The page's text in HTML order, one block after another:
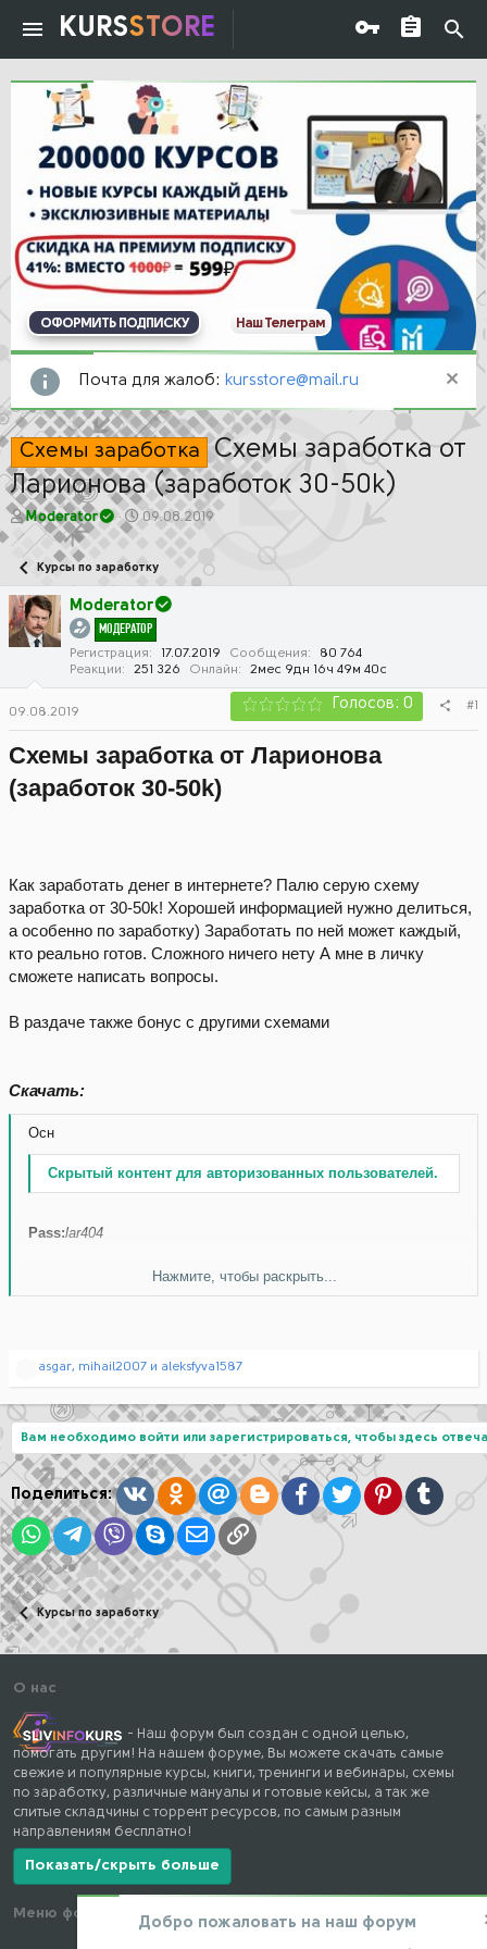
KURSSTORE
ОФОРМИТЬ ПОДПИСКУ Наш Телеграм
Почта для жалоб: kursstore@mail.ru
Схемы заработка Схемы заработка от
Ларионова (заработок 30-50k)
А
т
о
р
т
е
Moderator
Д
а
а
ч
а
л
а
09.08.2019
Курсы по заработку
Moderator
МОДЕРАТОР
Регистрация 17.07.2019 Сообщения
80 764
Реакции
251 326 Онлайн 2мес 9дн 16ч 49м 40с
09.08.2019 Голосов: 0 #1
Схемы заработка от Ларионова
(заработок 30-50k)
Как заработать денег в интернете? Палю серую схему
заработка от 30-50k! Хорошей информацией нужно делиться,
а особенно по заработку) Заработать по ней может каждый,
кто реально готов. Сложного ничего нету А мне в личку
сможете написать вопросы.
В раздаче также бонус с другими схемами
Скачать:
Осн
Скрытый контент для авторизованных пользователей.
Pass:lar404
Pass:GX7QWWD8X1
Нажмите, чтобы раскрыть...
Р
ц
и
и
:
asgar, mihail2007 и aleksfyva1587
Вам необходимо войти или зарегистрироваться, чтобы здесь
Поделиться: ВконтактеОдноклассники
Mail.ruBloggerFacebook
TwitterPinterestTumblr
WhatsAppTelegram
Viber SkypeЭлектронная почта
Ссылка
Курсы по заработку
О нас
- Наш форум был создан с одной целью,
помогать другим! На нашем форуме, Вы можете скачать самые
свежие и популярные курсы, книги, тренинги и вебинары, схемы
по заработку, различные мануалы и готовые кейсы, а так же
слитые складчины с торрент ресурсов, по самым разным
направлениям бесплатно!
Показать/скрыть больше
Меню форума Наши контакты
Добро пожаловать на наш форум